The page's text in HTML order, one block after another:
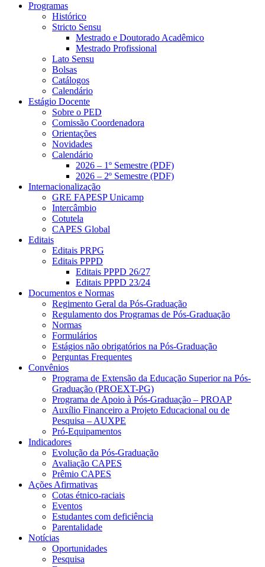
Programas
Histórico
Stricto Sensu
Mestrado e Doutorado Acadêmico
Mestrado Profissional
Lato Sensu
Bolsas
Catálogos
Calendário
Estágio Docente
Sobre o PED
Comissão Coordenadora
Orientações
Novidades
Calendário
2026 – 1º Semestre (PDF)
2026 – 2º Semestre (PDF)
Internacionalização
GRE FAPESP Unicamp
Intercâmbio
Cotutela
CAPES Global
Editais
Editais PRPG
Editais PPPD
Editais PPPD 26/27
Editais PPPD 23/24
Documentos e Normas
Regimento Geral da Pós-Graduação
Regulamento dos Programas de Pós-Graduação
Normas
Formulários
Estágios não obrigatórios na Pós-Graduação
Perguntas Frequentes
Convênios
Programa de Extensão da Educação Superior na Pós-
Graduação (PROEXT-PG)
Programa de Apoio à Pós-Graduação – PROAP
Auxílio Financeiro a Projeto Educacional ou de
Pesquisa – AUXPE
Pró-Equipamentos
Indicadores
Evolução da Pós-Graduação
Avaliação CAPES
Prêmio CAPES
Ações Afirmativas
Cotas étnico-raciais
Eventos
Estudantes com deficiência
Parentalidade
Notícias
Oportunidades
Pesquisa